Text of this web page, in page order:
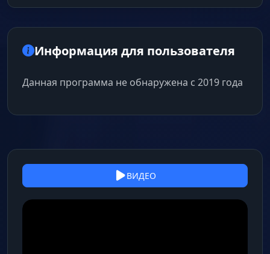
Информация для пользователя
Данная программа не обнаружена с 2019 года
ВИДЕО